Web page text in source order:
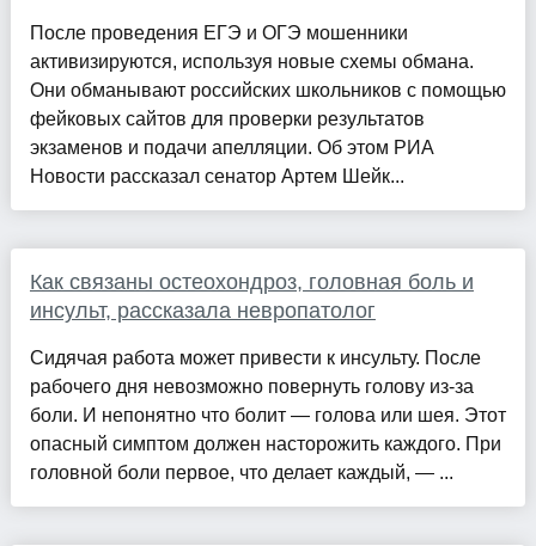
После проведения ЕГЭ и ОГЭ мошенники
активизируются, используя новые схемы обмана.
Они обманывают российских школьников с помощью
фейковых сайтов для проверки результатов
экзаменов и подачи апелляции. Об этом РИА
Новости рассказал сенатор Артем Шейк...
Как связаны остеохондроз, головная боль и
инсульт, рассказала невропатолог
Сидячая работа может привести к инсульту. После
рабочего дня невозможно повернуть голову из-за
боли. И непонятно что болит — голова или шея. Этот
опасный симптом должен насторожить каждого. При
головной боли первое, что делает каждый, — ...